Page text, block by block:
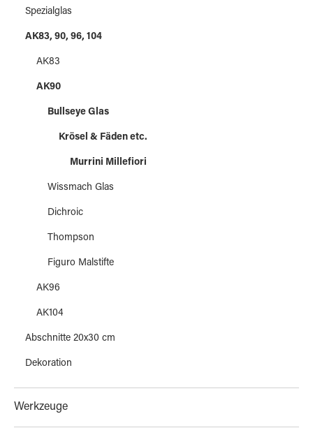
Spezialglas
AK83, 90, 96, 104
AK83
AK90
Bullseye Glas
Krösel & Fäden etc.
Murrini Millefiori
Wissmach Glas
Dichroic
Thompson
Figuro Malstifte
AK96
AK104
Abschnitte 20x30 cm
Dekoration
Werkzeuge